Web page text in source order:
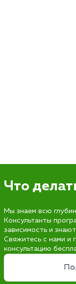
Что
Мы знаем всю
Консультанты
зависимость и
Свяжитесь с нами и
консультацию